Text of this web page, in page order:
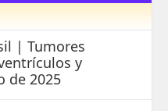
| Tumores
y
de 2025